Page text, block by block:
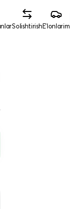
SolishtirishE'lonlarim